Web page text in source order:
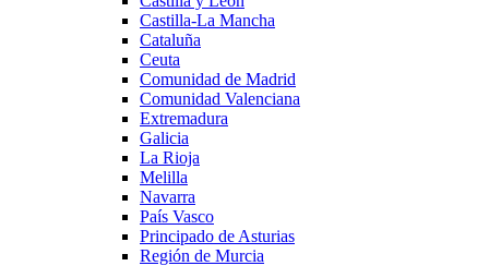
Castilla-La Mancha
Cataluña
Ceuta
Comunidad de Madrid
Comunidad Valenciana
Extremadura
Galicia
La Rioja
Melilla
Navarra
País Vasco
Principado de Asturias
Región de Murcia